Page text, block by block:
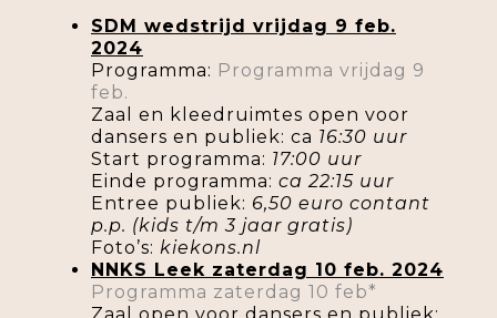
SDM wedstrijd vrijdag 9 feb.
2024
Programma: Programma vrijdag 9
feb.
Zaal en kleedruimtes open voor
dansers en publiek: ca 16:30 uur
Start programma: 17:00 uur
Einde programma: ca 22:15 uur
Entree publiek: 6,50 euro contant
p.p. (kids t/m 3 jaar gratis)
Foto’s: kiekons.nl
NNKS Leek zaterdag 10 feb. 2024
Programma zaterdag 10 feb*